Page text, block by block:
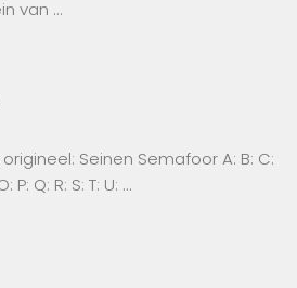
van …
Seinen Semafoor A: B: C:
P: Q: R: S: T: U: …